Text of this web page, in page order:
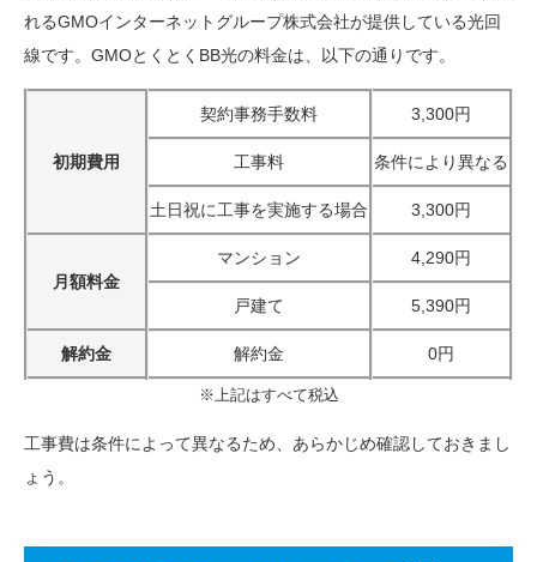
れるGMOインターネットグループ株式会社が提供している光回
線です。GMOとくとくBB光の料金は、以下の通りです。
初期費用
契約事務手数料 3,300円
工事料 条件により異なる
土日祝に工事を実施する場合 3,300円
月額料金
マンション 4,290円
戸建て 5,390円
解約金 解約金 0円
※上記はすべて税込
工事費は条件によって異なるため、あらかじめ確認しておきまし
ょう。